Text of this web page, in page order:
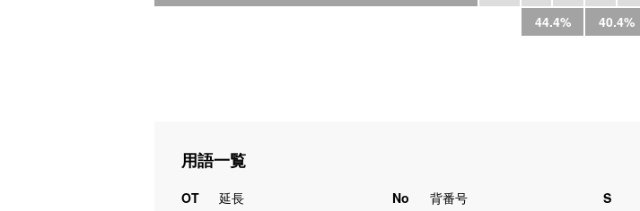
44.4% 40.4%
用語一覧
OT 延長 No 背番号 S